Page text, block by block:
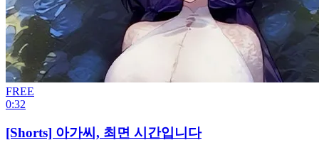
FREE
0:32
[Shorts] 아가씨, 최면 시간입니다